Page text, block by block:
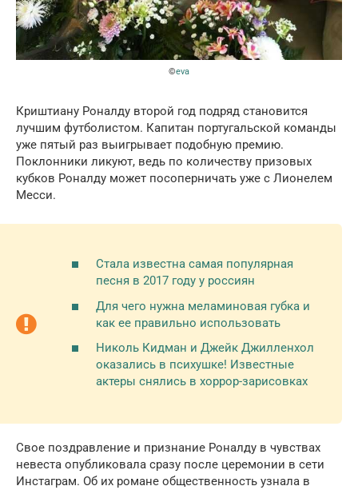
©eva
Криштиану Роналду второй год подряд становится
лучшим футболистом. Капитан португальской команды
уже пятый раз выигрывает подобную премию.
Поклонники ликуют, ведь по количеству призовых
кубков Роналду может посоперничать уже с Лионелем
Месси.
Стала известна самая популярная
песня в 2017 году у россиян
Для чего нужна меламиновая губка и
как ее правильно использовать
Николь Кидман и Джейк Джилленхол
оказались в психушке! Известные
актеры снялись в хоррор-зарисовках
Свое поздравление и признание Роналду в чувствах
невеста опубликовала сразу после церемонии в сети
Инстаграм. Об их романе общественность узнала в